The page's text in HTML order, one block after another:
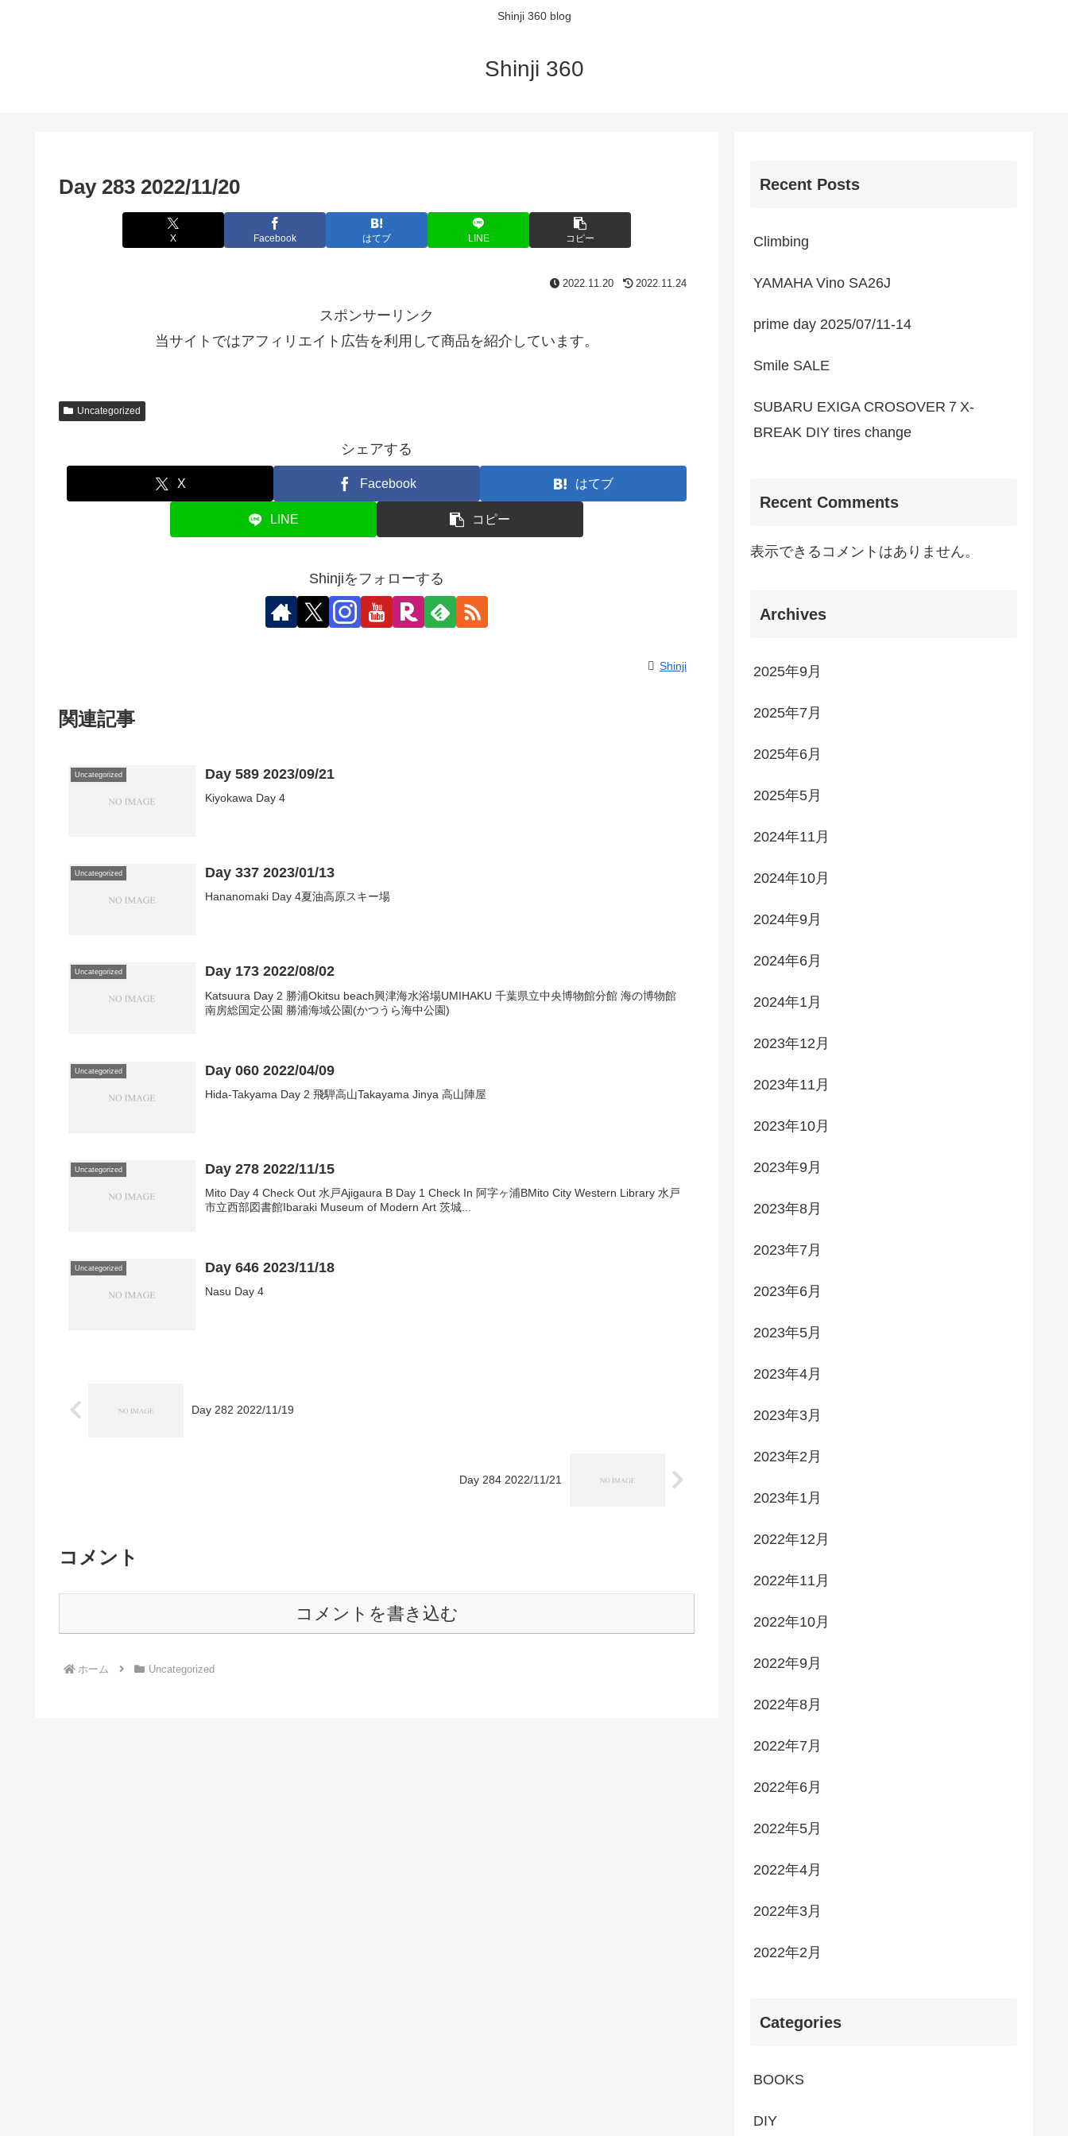
Shinji 360 blog
Shinji 360
Day 283 2022/11/20
X Facebook はてブ LINE コピー
2022.11.20 2022.11.24
スポンサーリンク
当サイトではアフィリエイト広告を利用して商品を紹介しています。
Uncategorized
シェアする
X Facebook はてブ
LINE コピー
Shinjiをフォローする
Shinji
関連記事
Uncategorized Day 589 2023/09/21
Kiyokawa Day 4
Uncategorized Day 337 2023/01/13
Hananomaki Day 4夏油高原スキー場
Uncategorized Day 173 2022/08/02
Katsuura Day 2 勝浦Okitsu beach興津海水浴場UMIHAKU 千葉県立中央博物館分館 海の博物館
南房総国定公園 勝浦海域公園(かつうら海中公園)
Uncategorized Day 060 2022/04/09
Hida-Takyama Day 2 飛騨高山Takayama Jinya 高山陣屋
Uncategorized Day 278 2022/11/15
Mito Day 4 Check Out 水戸Ajigaura B Day 1 Check In 阿字ヶ浦BMito City Western Library 水戸
市立西部図書館Ibaraki Museum of Modern Art 茨城...
Uncategorized Day 646 2023/11/18
Nasu Day 4
Day 282 2022/11/19
Day 284 2022/11/21
コメント
コメントを書き込む
ホーム Uncategorized
Recent Posts
Climbing
YAMAHA Vino SA26J
prime day 2025/07/11-14
Smile SALE
SUBARU EXIGA CROSOVER７X-
BREAK DIY tires change
Recent Comments
表示できるコメントはありません。
Archives
2025年9月
2025年7月
2025年6月
2025年5月
2024年11月
2024年10月
2024年9月
2024年6月
2024年1月
2023年12月
2023年11月
2023年10月
2023年9月
2023年8月
2023年7月
2023年6月
2023年5月
2023年4月
2023年3月
2023年2月
2023年1月
2022年12月
2022年11月
2022年10月
2022年9月
2022年8月
2022年7月
2022年6月
2022年5月
2022年4月
2022年3月
2022年2月
Categories
BOOKS
DIY